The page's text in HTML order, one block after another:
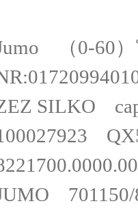
（0-60）
SILKO